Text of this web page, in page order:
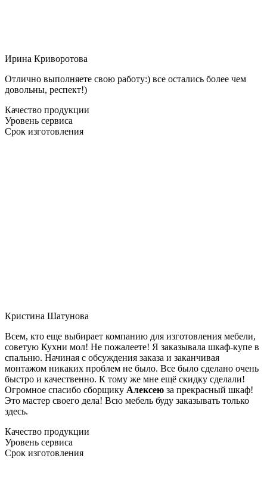
Ирина Криворотова
Отлично выполняете свою работу:) все остались более чем
довольны, респект!)
Качество продукции
Уровень сервиса
Срок изготовления
Кристина Шатунова
Всем, кто еще выбирает компанию для изготовления мебели,
советую Кухни мол! Не пожалеете! Я заказывала шкаф-купе в
спальню. Начиная с обсуждения заказа и заканчивая
монтажом никаких проблем не было. Все было сделано очень
быстро и качественно. К тому же мне ещё скидку сделали!
Огромное спасибо сборщику Алексею за прекрасный шкаф!
Это мастер своего дела! Всю мебель буду заказывать только
здесь.
Качество продукции
Уровень сервиса
Срок изготовления